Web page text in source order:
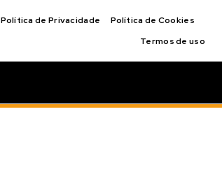
Política de Privacidade
Política de Cookies
Termos de uso